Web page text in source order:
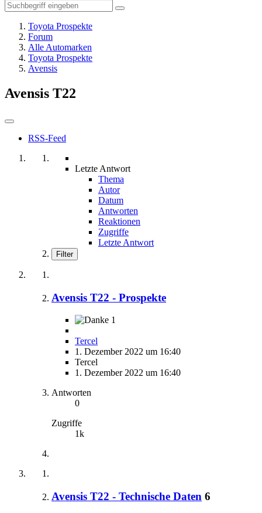
Toyota Prospekte
Forum
Alle Automarken
Toyota Prospekte
Avensis
Avensis T22
RSS-Feed
Letzte Antwort
Thema
Autor
Datum
Antworten
Reaktionen
Zugriffe
Letzte Antwort
Filter
Avensis T22 - Prospekte
1
Tercel
1. Dezember 2022 um 16:40
Tercel
1. Dezember 2022 um 16:40
Antworten
0
Zugriffe
1k
Avensis T22 - Technische Daten 6